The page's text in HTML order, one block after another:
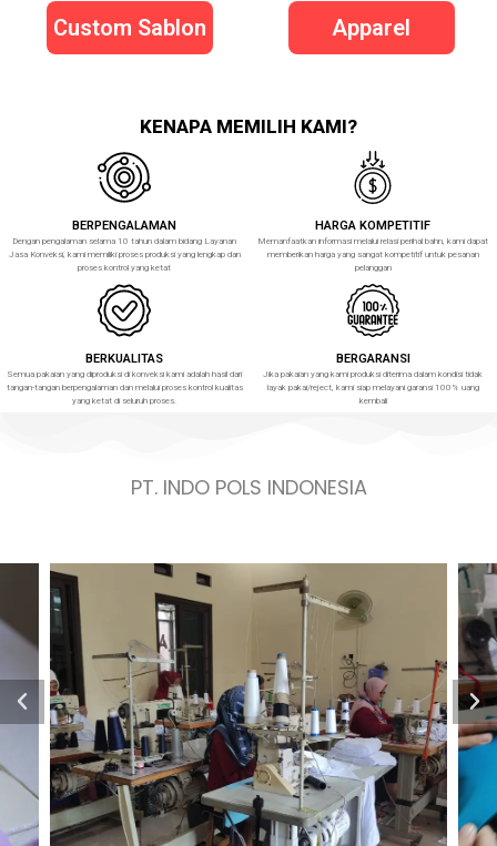
Custom Sablon Apparel
KENAPA MEMILIH KAMI?
BERPENGALAMAN
Dengan pengalaman selama 10 tahun dalam bidang Layanan
Jasa Konveksi, kami memiliki proses produksi yang lengkap dan
proses kontrol yang ketat
HARGA KOMPETITIF
Memanfaatkan informasi melalui relasi perihal bahn, kami dapat
memberikan harga yang sangat kompetitif untuk pesanan
pelanggan
BERKUALITAS
Semua pakaian yang diproduksi di konveksi kami adalah hasil dari
tangan-tangan berpengalaman dan melalui proses kontrol kualitas
yang ketat di seluruh proses.
BERGARANSI
Jika pakaian yang kami produksi diterima dalam kondisi tidak
layak pakai/reject, kami siap melayani garansi 100% uang
kembali
PT. INDO POLS INDONESIA